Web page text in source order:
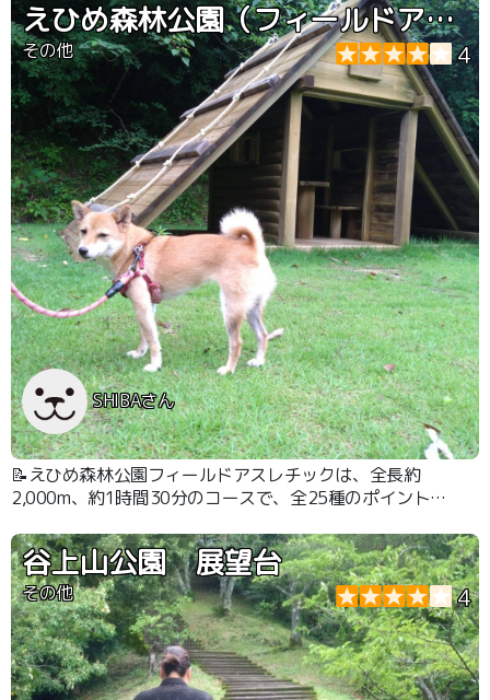
えひめ森林公園（フィールドアスレチック)
その他 4
SHIBAさん
📝えひめ森林公園フィールドアスレチックは、全長約
2,000m、約1時間30分のコースで、全25種のポイントを
谷上山公園 展望台
その他 4